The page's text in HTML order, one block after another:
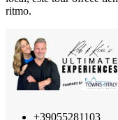
ritmo.
+39055281103